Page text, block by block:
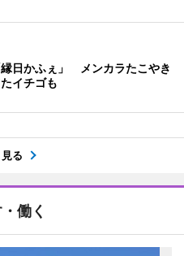
日かふぇ」 メンカラたこやき
イチゴも
る
働く